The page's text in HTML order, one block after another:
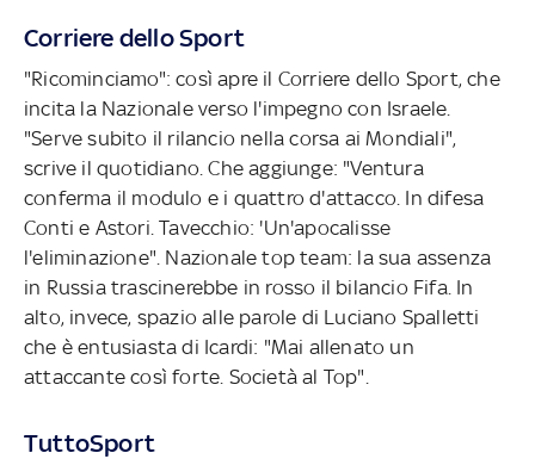
Corriere dello Sport
"Ricominciamo": così apre il Corriere dello Sport, che
incita la Nazionale verso l'impegno con Israele.
"Serve subito il rilancio nella corsa ai Mondiali",
scrive il quotidiano. Che aggiunge: "Ventura
conferma il modulo e i quattro d'attacco. In difesa
Conti e Astori. Tavecchio: 'Un'apocalisse
l'eliminazione". Nazionale top team: la sua assenza
in Russia trascinerebbe in rosso il bilancio Fifa. In
alto, invece, spazio alle parole di Luciano Spalletti
che è entusiasta di Icardi: "Mai allenato un
attaccante così forte. Società al Top".
TuttoSport